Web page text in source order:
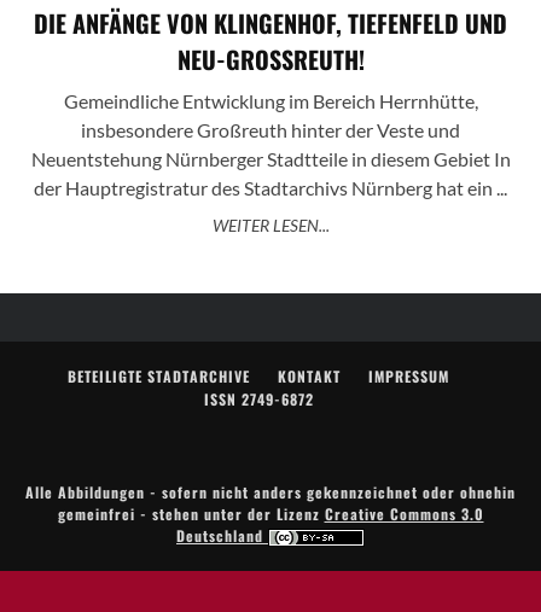
DIE ANFÄNGE VON KLINGENHOF, TIEFENFELD UND
NEU-GROSSREUTH!
Gemeindliche Entwicklung im Bereich Herrnhütte,
insbesondere Großreuth hinter der Veste und
Neuentstehung Nürnberger Stadtteile in diesem Gebiet In
der Hauptregistratur des Stadtarchivs Nürnberg hat ein ...
WEITER LESEN...
BETEILIGTE STADTARCHIVE KONTAKT
IMPRESSUM
ISSN 2749-6872
Alle Abbildungen - sofern nicht anders gekennzeichnet oder ohnehin
gemeinfrei - stehen unter der Lizenz Creative Commons 3.0
Deutschland